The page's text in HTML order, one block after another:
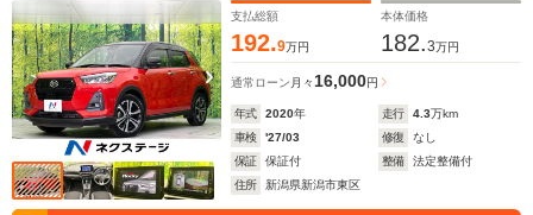
ドラレコ
支払総額
192.9万円
本体価格
182.3万円
通常ローン 月々 16,000円
年式 2020年 走行 4.3万km
車検
'27/03 修復
なし
保証
保証付 整備
法定整備付
住所
新潟県新潟市東区